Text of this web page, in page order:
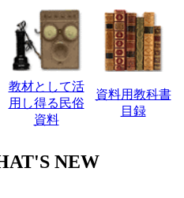
教材として活
用し得る民俗
資料
資料用教科書
目録
NEW